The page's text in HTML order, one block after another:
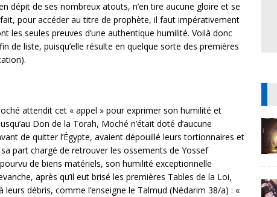
dépit de ses nombreux atouts, n’en tire aucune gloire et se
pour accéder au titre de prophète, il faut impérativement
les seules preuves d’une authentique humilité. Voilà donc
de liste, puisqu’elle résulte en quelque sorte des premières
attendit cet « appel » pour exprimer son humilité et
Don de la Torah, Moché n’était doté d’aucune
de quitter l’Égypte, avaient dépouillé leurs tortionnaires et
part chargé de retrouver les ossements de Yossef
de biens matériels, son humilité exceptionnelle
après qu’il eut brisé les premières Tables de la Loi,
leurs débris, comme l’enseigne le Talmud (Nédarim 38/a) : «